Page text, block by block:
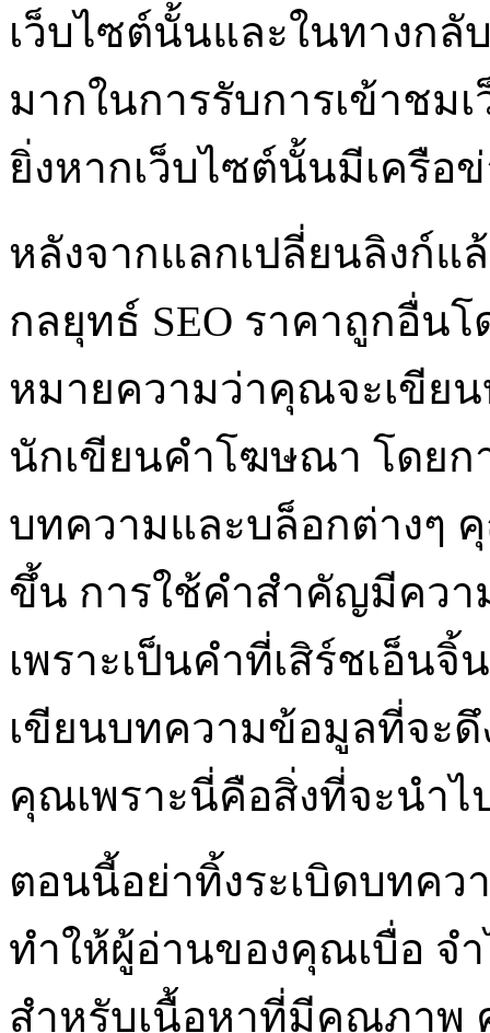
เว็บไซต์นั้นและในทางก
มากในการรับการเข้าชม
ยิ่งหากเว็บไซต์นั้นมีเครือ
หลังจากแลกเปลี่ยนลิงก์
กลยุทธ์ SEO ราคาถูกอื่น
หมายความว่าคุณจะเขีย
นักเขียนคำโฆษณา โดยก
บทความและบล็อกต่างๆ
ขึ้น การใช้คำสำคัญมีคว
เพราะเป็นคำที่เสิร์ชเอ็น
เขียนบทความข้อมูลที่จะ
คุณเพราะนี่คือสิ่งที่จะนำ
ตอนนี้อย่าทิ้งระเบิดบทค
ทำให้ผู้อ่านของคุณเบื่อ จ
สำหรับเนื้อหาที่มีคุณภาพ